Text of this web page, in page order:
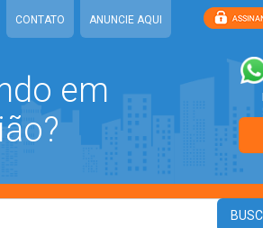
CONTATO ANUNCIE AQUI
em